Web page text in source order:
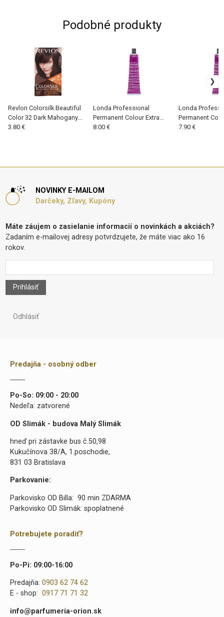
Podobné produkty
Revlon Colorsilk Beautiful
Color 32 Dark Mahogany
Brown (W) 59.1 ml, Farba na
3.80 €
Londa Professional
Permanent Colour Extra
Rich Cream 10/8 (W) 60 ml,
8.00 €
Londa
Permanent
Rich Cream 9/
7.90 €
NOVINKY E-MAILOM
Darčeky, Zľavy, Kupóny
Máte záujem o zasielanie informacií o novinkách a akciách?
Zadaním e-mailovej adresy potvrdzujete, že máte viac ako 16
rokov.
Prihlásiť
Odhlásiť
Predajňa - osobný odber
Po-So: 09:00 - 20:00
Nedeľa: zatvorené
OD Slimák - budova Malý Slimák
hneď pri zástavke bus č.50,98
Kukučínova 38/A, 1.poschodie,
831 03 Bratislava
Parkovanie:
Parkovisko OD Billa: 90 min ZDARMA
Parkovisko OD Slimák: spoplatnené
Potrebujete poradiť?
Po-Pi: 09:00-16:00
Predajňa: 0903 62 74 62
E - shop: 0917 71 71 32
info@parfumeria-orion.sk